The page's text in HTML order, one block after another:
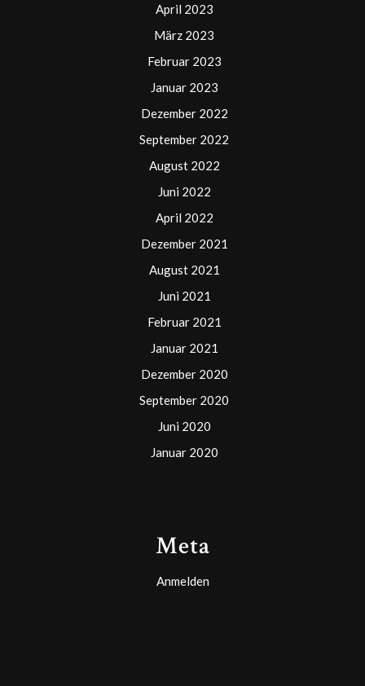
April 2023
März 2023
Februar 2023
Januar 2023
Dezember 2022
September 2022
August 2022
Juni 2022
April 2022
Dezember 2021
August 2021
Juni 2021
Februar 2021
Januar 2021
Dezember 2020
September 2020
Juni 2020
Januar 2020
Meta
Anmelden